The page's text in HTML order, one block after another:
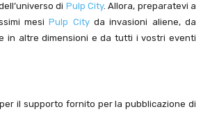
di Pulp City. Allora, preparatevi a
mesiPulp Cityda invasioni aliene, da
in altre dimensioni e da tutti i vostri eventi
il supporto fornito per la pubblicazione di